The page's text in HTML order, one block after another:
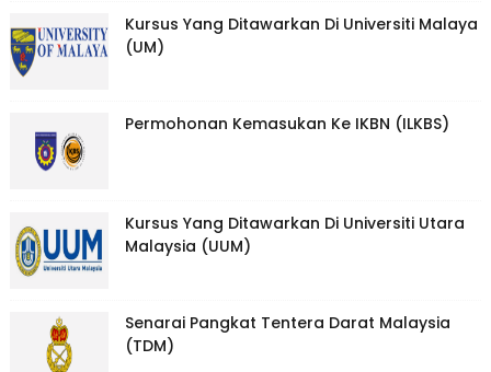
Kursus Yang Ditawarkan Di Universiti Malaya
(UM)
Permohonan Kemasukan Ke IKBN (ILKBS)
Kursus Yang Ditawarkan Di Universiti Utara
Malaysia (UUM)
Senarai Pangkat Tentera Darat Malaysia
(TDM)